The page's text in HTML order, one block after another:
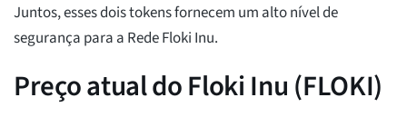
Juntos, esses dois tokens fornecem um alto nível de
segurança para a Rede Floki Inu.
Preço atual do Floki Inu (FLOKI)